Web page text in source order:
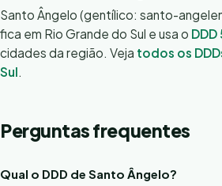
Santo Ângelo (gentílico: santo-
fica em Rio Grande do Sul e usa o DDD
cidades da região. Veja todos os
Sul.
Perguntas frequentes
Qual o DDD de Santo Ângelo?